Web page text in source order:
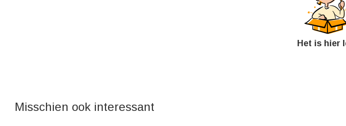
Het is hier
Misschien ook interessant